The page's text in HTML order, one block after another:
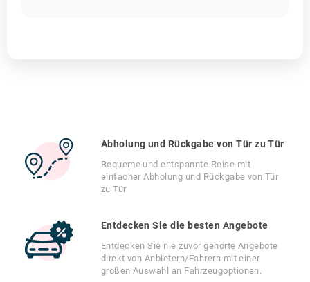
Abholung und Rückgabe von Tür zu Tür
Bequeme und entspannte Reise mit
einfacher Abholung und Rückgabe von Tür
zu Tür
Entdecken Sie die besten Angebote
Entdecken Sie nie zuvor gehörte Angebote
direkt von Anbietern/Fahrern mit einer
großen Auswahl an Fahrzeugoptionen.